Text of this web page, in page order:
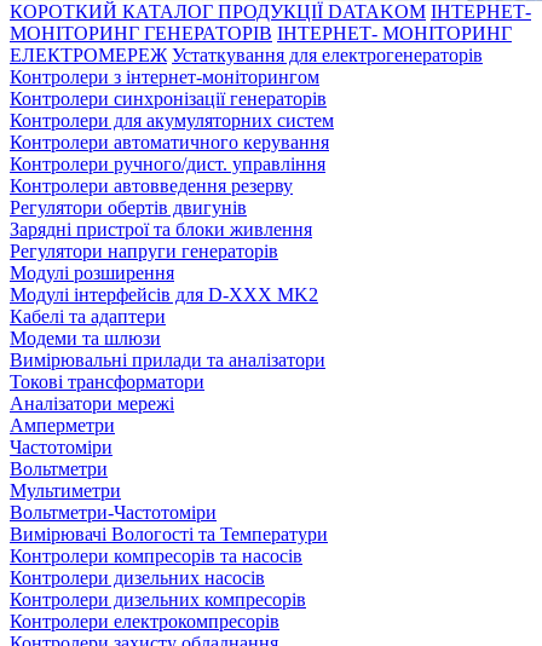
КОРОТКИЙ КАТАЛОГ ПРОДУКЦІЇ DATAKOM ІНТЕРНЕТ-
МОНІТОРИНГ ГЕНЕРАТОРІВ ІНТЕРНЕТ- МОНІТОРИНГ
ЕЛЕКТРОМЕРЕЖ Устаткування для електрогенераторів
Контролери з інтернет-моніторингом
Контролери синхронізації генераторів
Контролери для акумуляторних систем
Контролери автоматичного керування
Контролери ручного/дист. управління
Контролери автовведення резерву
Регулятори обертів двигунів
Зарядні пристрої та блоки живлення
Регулятори напруги генераторів
Модулі розширення
Модулі інтерфейсів для D-XXX MK2
Кабелі та адаптери
Модеми та шлюзи
Вимірювальні прилади та аналізатори
Токові трансформатори
Аналізатори мережі
Амперметри
Частотоміри
Вольтметри
Мультиметри
Вольтметри-Частотоміри
Вимірювачі Вологості та Температури
Контролери компресорів та насосів
Контролери дизельних насосів
Контролери дизельних компресорів
Контролери електрокомпресорів